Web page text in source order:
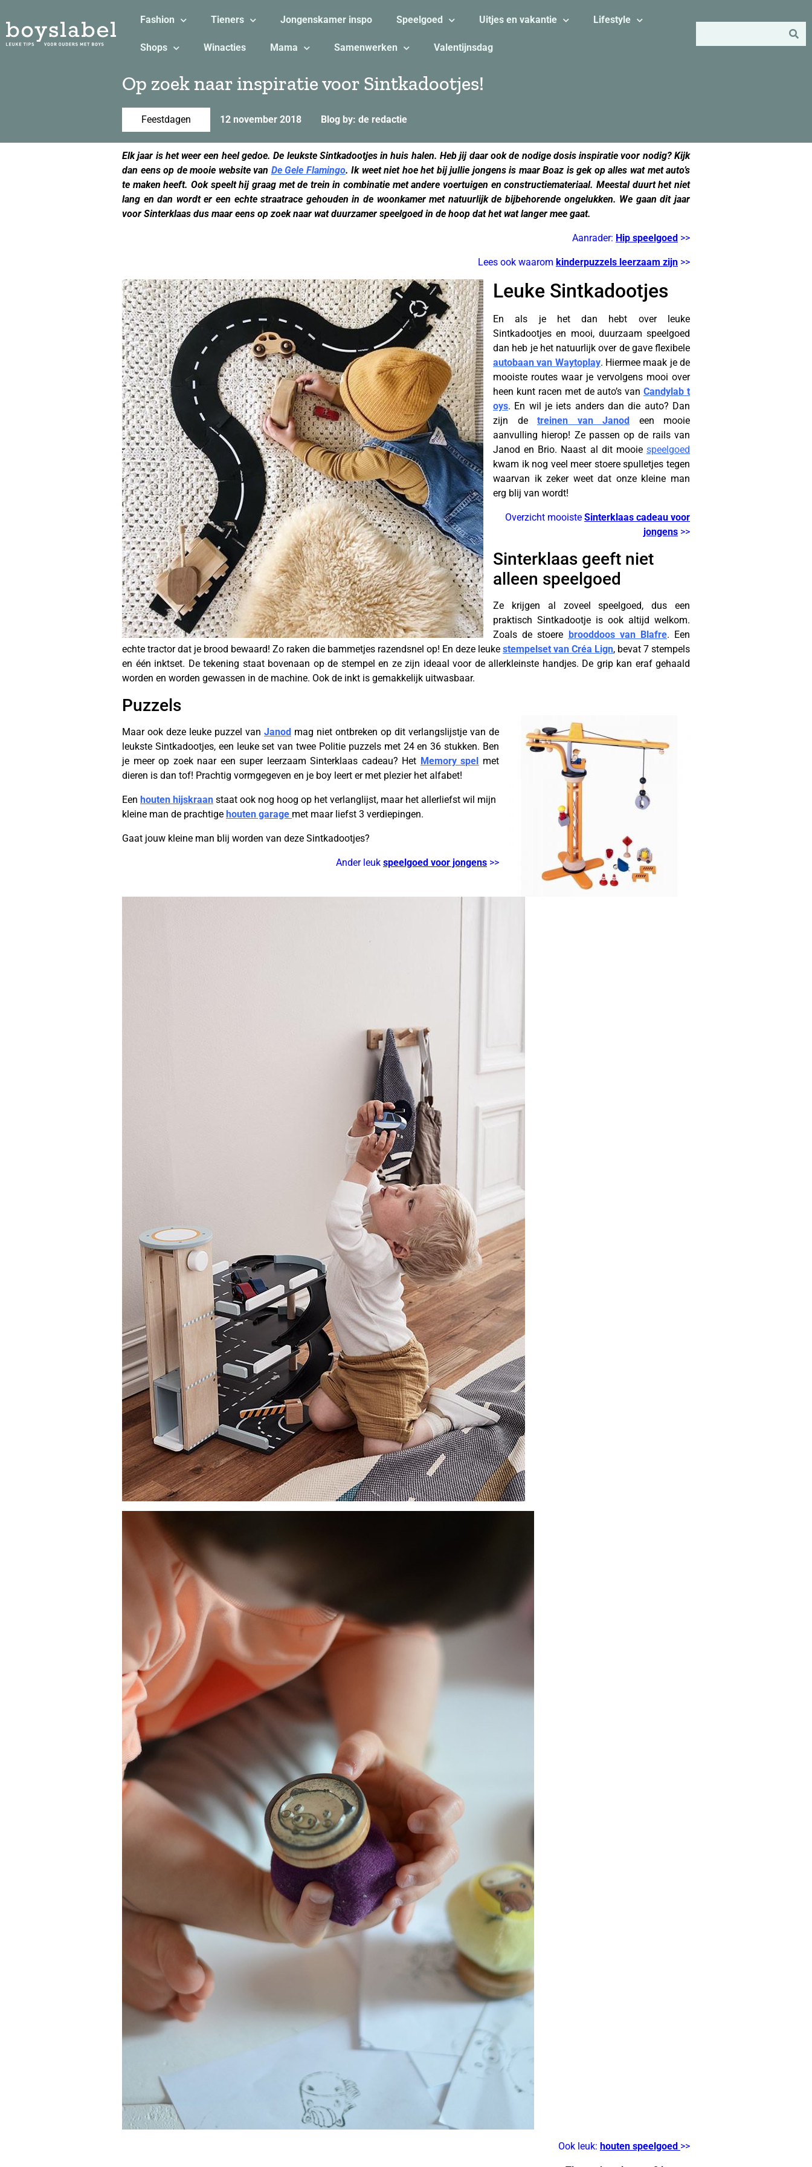
Fashion Tieners Jongenskamer inspo Speelgoed Uitjes en vakantie Lifestyle
Shops Winacties Mama Samenwerken Valentijnsdag
Op zoek naar inspiratie voor Sintkadootjes!
Feestdagen 12 november 2018 Blog by: de redactie
Elk jaar is het weer een heel gedoe. De leukste Sintkadootjes in huis halen. Heb jij daar ook de nodige dosis inspiratie voor nodig? Kijk
dan eens op de mooie website van De Gele Flamingo. Ik weet niet hoe het bij jullie jongens is maar Boaz is gek op alles wat met auto’s
te maken heeft. Ook speelt hij graag met de trein in combinatie met andere voertuigen en constructiemateriaal. Meestal duurt het niet
lang en dan wordt er een echte straatrace gehouden in de woonkamer met natuurlijk de bijbehorende ongelukken. We gaan dit jaar
voor Sinterklaas dus maar eens op zoek naar wat duurzamer speelgoed in de hoop dat het wat langer mee gaat.
Aanrader: Hip speelgoed >>
Lees ook waarom kinderpuzzels leerzaam zijn >>
Leuke Sintkadootjes
En als je het dan hebt over leuke
Sintkadootjes en mooi, duurzaam speelgoed
dan heb je het natuurlijk over de gave flexibele
autobaan van Waytoplay. Hiermee maak je de
mooiste routes waar je vervolgens mooi over
heen kunt racen met de auto’s vanCandylab t
oys. En wil je iets anders dan die auto? Dan
zijn de treinen van Janod een mooie
aanvulling hierop! Ze passen op de rails van
Janod en Brio. Naast al dit mooie speelgoed
kwam ik nog veel meer stoere spulletjes tegen
waarvan ik zeker weet dat onze kleine man
erg blij van wordt!
Overzicht mooiste Sinterklaas cadeau voor
jongens >>
Sinterklaas geeft niet
alleen speelgoed
Ze krijgen al zoveel speelgoed, dus een
praktisch Sintkadootje is ook altijd welkom.
Zoals de stoere brooddoos van Blafre. Een
echte tractor dat je brood bewaard! Zo raken die bammetjes razendsnel op! En deze leuke stempelset van Créa Lign, bevat 7 stempels
en één inktset. De tekening staat bovenaan op de stempel en ze zijn ideaal voor de allerkleinste handjes. De grip kan eraf gehaald
worden en worden gewassen in de machine. Ook de inkt is gemakkelijk uitwasbaar.
Puzzels
Maar ook deze leuke puzzel van Janod mag niet ontbreken op dit verlangslijstje van de
leukste Sintkadootjes, een leuke set van twee Politie puzzels met 24 en 36 stukken. Ben
je meer op zoek naar een super leerzaam Sinterklaas cadeau? Het Memory spel met
dieren is dan tof! Prachtig vormgegeven en je boy leert er met plezier het alfabet!
Een houten hijskraan staat ook nog hoog op het verlanglijst, maar het allerliefst wil mijn
kleine man de prachtige houten garage met maar liefst 3 verdiepingen.
Gaat jouw kleine man blij worden van deze Sintkadootjes?
Ander leuk speelgoed voor jongens >>
Ook leuk: houten speelgoed >>